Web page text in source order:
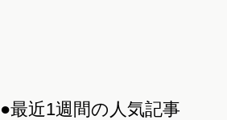
●最近1週間の人気記事